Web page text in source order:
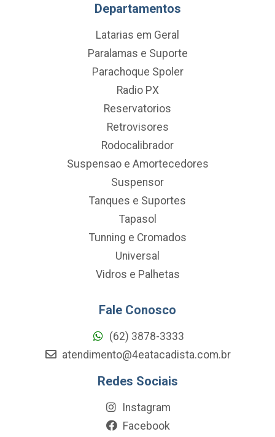
Departamentos
Latarias em Geral
Paralamas e Suporte
Parachoque Spoler
Radio PX
Reservatorios
Retrovisores
Rodocalibrador
Suspensao e Amortecedores
Suspensor
Tanques e Suportes
Tapasol
Tunning e Cromados
Universal
Vidros e Palhetas
Fale Conosco
(62) 3878-3333
atendimento@4eatacadista.com.br
Redes Sociais
Instagram
Facebook